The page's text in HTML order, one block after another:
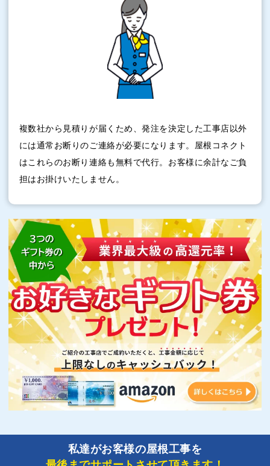
複数社から見積りが届くため、発注を決定した工事店以外
には通常お断りのご連絡が必要になります。屋根コネクト
はこれらのお断り連絡も無料で代行。お客様に余計なご負
担はお掛けいたしません。
私達がお客様の屋根工事を